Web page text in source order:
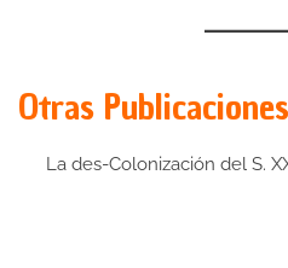
Otras
La des-Colonización del S.